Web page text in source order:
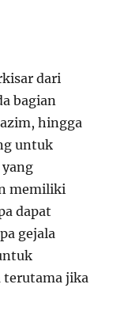
dari
bagian
hingga
untuk
memiliki
dapat
gejala
terutama jika